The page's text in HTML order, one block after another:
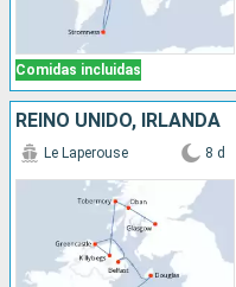
Comidas incluidas
REINO UNIDO, IRLANDA
Le Laperouse 8 d